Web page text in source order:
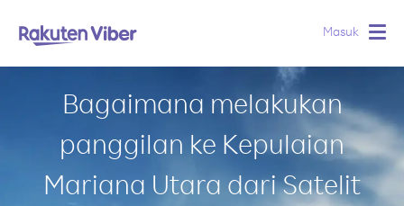
Masuk
Bagaimana melakukan
panggilan ke Kepulaian
Mariana Utara dari Satelit